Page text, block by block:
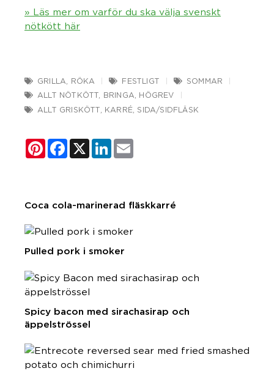
» Läs mer om varför du ska välja svenskt
nötkött här
GRILLA RÖKA FESTLIGT
SOMMAR
ALLT NÖTKÖTT
BRINGA
HÖGREV
ALLT GRISKÖTT
KARRÉ SIDA/SIDFLÄSK
PinterestFacebook
X LinkedIn
Coca cola-marinerad fläskkarré
Pulled pork i smoker
Spicy bacon med sirachasirap och
äppelströssel